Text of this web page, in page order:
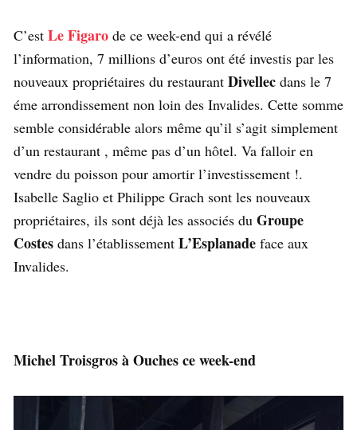
C’est Le Figaro de ce week-end qui a révélé
l’information, 7 millions d’euros ont été investis par les
nouveaux propriétaires du restaurant Divellec dans le 7
éme arrondissement non loin des Invalides. Cette somme
semble considérable alors même qu’il s’agit simplement
d’un restaurant , même pas d’un hôtel. Va falloir en
vendre du poisson pour amortir l’investissement !.
Isabelle Saglio et Philippe Grach sont les nouveaux
propriétaires, ils sont déjà les associés du Groupe
Costes dans l’établissement L’Esplanade face aux
Invalides.
Michel Troisgros à Ouches ce week-end